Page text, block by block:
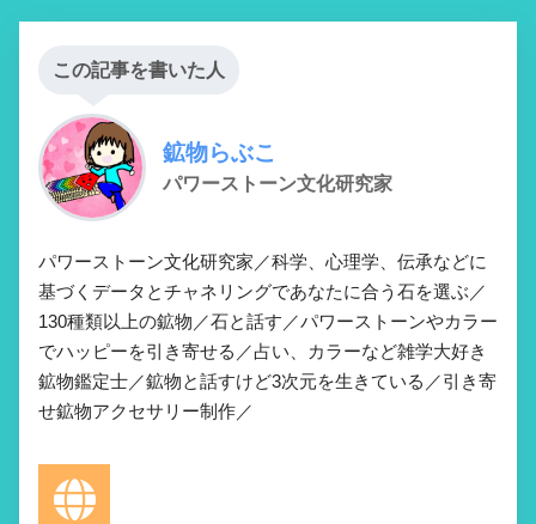
この記事を書いた人
鉱物らぶこ
パワーストーン文化研究家
パワーストーン文化研究家／科学、心理学、伝承などに
基づくデータとチャネリングであなたに合う石を選ぶ／
130種類以上の鉱物／石と話す／パワーストーンやカラー
でハッピーを引き寄せる／占い、カラーなど雑学大好き
鉱物鑑定士／鉱物と話すけど3次元を生きている／引き寄
せ鉱物アクセサリー制作／